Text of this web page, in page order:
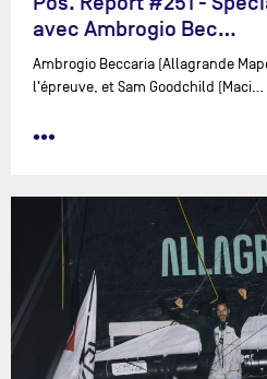
avec Ambrogio Bec…
Ambrogio Beccaria (Allagrande
l'épreuve, et Sam Goodchild (Maci…
•••